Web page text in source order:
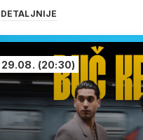
DETALJNIJE
29.08. (20:30)